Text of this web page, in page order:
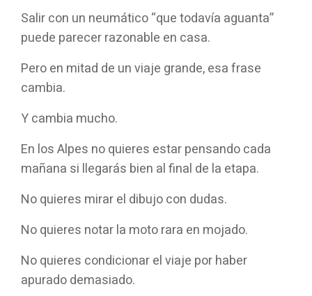
Salir con un neumático “que todavía aguanta”
puede parecer razonable en casa.
Pero en mitad de un viaje grande, esa frase
cambia.
Y cambia mucho.
En los Alpes no quieres estar pensando cada
mañana si llegarás bien al final de la etapa.
No quieres mirar el dibujo con dudas.
No quieres notar la moto rara en mojado.
No quieres condicionar el viaje por haber
apurado demasiado.